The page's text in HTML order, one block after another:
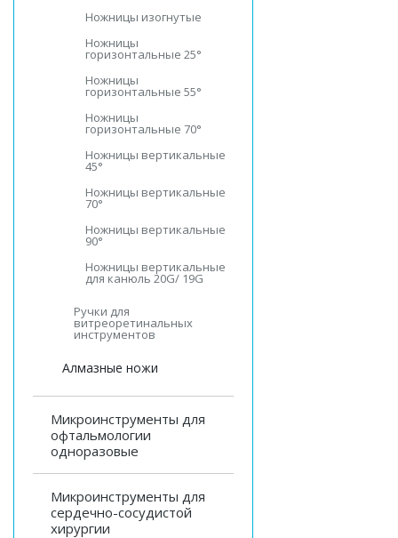
Ножницы изогнутые
Ножницы
горизонтальные 25°
Ножницы
горизонтальные 55°
Ножницы
горизонтальные 70°
Ножницы вертикальные
45°
Ножницы вертикальные
70°
Ножницы вертикальные
90°
Ножницы вертикальные
для канюль 20G/ 19G
Ручки для
витреоретинальных
инструментов
Алмазные ножи
Микроинструменты для
офтальмологии
одноразовые
Микроинструменты для
сердечно-сосудистой
хирургии